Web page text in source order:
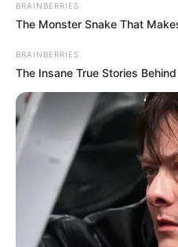
BRAINBERRIES
The Monster Snake That
BRAINBERRIES
The Insane True Stories